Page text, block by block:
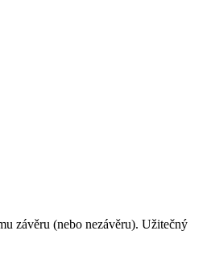
závěru (nebo nezávěru). Užitečný